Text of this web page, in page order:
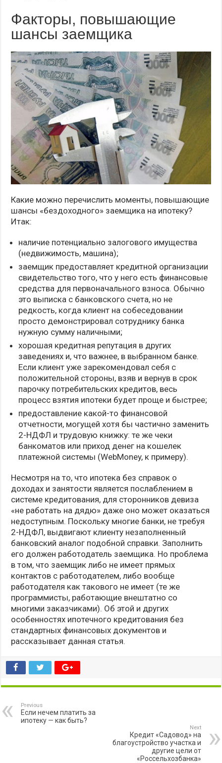
Факторы, повышающие
шансы заемщика
Какие можно перечислить моменты, повышающие
шансы «бездоходного» заемщика на ипотеку?
Итак:
наличие потенциально залогового имущества
(недвижимость, машина);
заемщик предоставляет кредитной организации
свидетельство того, что у него есть финансовые
средства для первоначального взноса. Обычно
это выписка с банковского счета, но не
редкость, когда клиент на собеседовании
просто демонстрировал сотруднику банка
нужную сумму наличными;
хорошая кредитная репутация в других
заведениях и, что важнее, в выбранном банке.
Если клиент уже зарекомендовал себя с
положительной стороны, взяв и вернув в срок
парочку потребительских кредитов, весь
процесс взятия ипотеки будет проще и быстрее;
предоставление какой-то финансовой
отчетности, могущей хотя бы частично заменить
2-НДФЛ и трудовую книжку: те же чеки
банкоматов или приход денег на кошелек
платежной системы (WebMoney, к примеру).
Несмотря на то, что ипотека без справок о
доходах и занятости является послаблением в
системе кредитования, для сторонников девиза
«не работать на дядю» даже оно может оказаться
недоступным. Поскольку многие банки, не требуя
2-НДФЛ, выдвигают клиенту незаполненный
банковский аналог подобной справки. Заполнить
его должен работодатель заемщика. Но проблема
в том, что заемщик либо не имеет прямых
контактов с работодателем, либо вообще
работодателя как такового не имеет (те же
программисты, работающие внештатно со
многими заказчиками). Об этой и других
особенностях ипотечного кредитования без
стандартных финансовых документов и
рассказывает данная статья.
Previous
Если нечем платить за
ипотеку — как быть?
Next
Кредит «Садовод» на
благоустройство участка и
другие цели от
«Россельхозбанка»